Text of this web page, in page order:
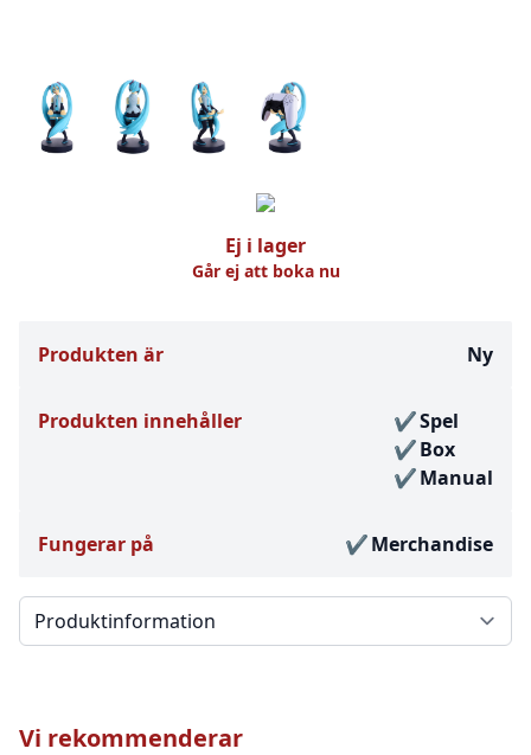
Ej i lager
Går ej att boka nu
Produkten är Ny
Produkten innehåller
Spel
Box
Manual
Fungerar på Merchandise
Välj en flik
Vi rekommenderar